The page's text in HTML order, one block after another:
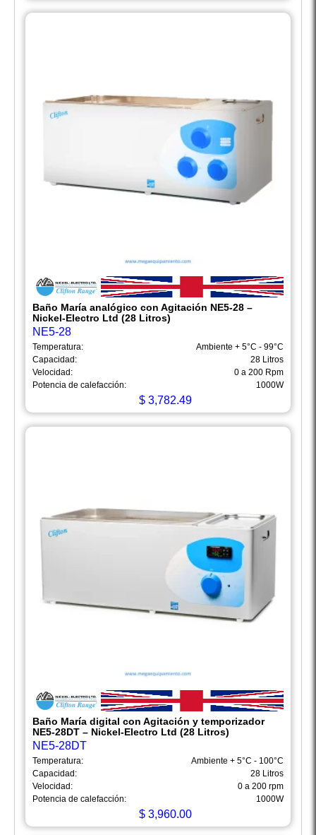
Baño María analógico con Agitación NE5-28 –
Nickel-Electro Ltd (28 Litros)
NE5-28
Temperatura:
Ambiente + 5°C - 99°C
Capacidad:
28 Litros
Velocidad:
0 a 200 Rpm
Potencia de calefacción:
1000W
$3,782.49
Baño María digital con Agitación y temporizador
NE5-28DT – Nickel-Electro Ltd (28 Litros)
NE5-28DT
Temperatura:
Ambiente + 5°C - 100°C
Capacidad:
28 Litros
Velocidad:
0 a 200 rpm
Potencia de calefacción:
1000W
$3,960.00